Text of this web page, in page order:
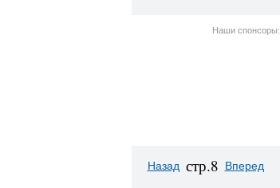
Наши спонсоры:
Назад стр.8 Вперед